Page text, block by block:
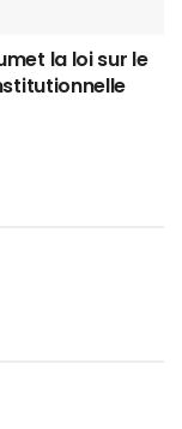
la loi sur le